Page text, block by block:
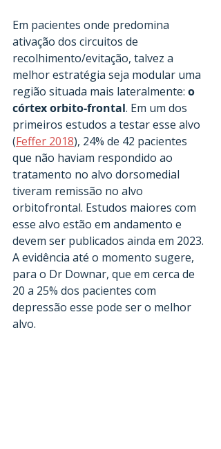
Em pacientes onde predomina
ativação dos circuitos de
recolhimento/evitação, talvez a
melhor estratégia seja modular uma
região situada mais lateralmente: o
córtex orbito-frontal. Em um dos
primeiros estudos a testar esse alvo
(Feffer 2018), 24% de 42 pacientes
que não haviam respondido ao
tratamento no alvo dorsomedial
tiveram remissão no alvo
orbitofrontal. Estudos maiores com
esse alvo estão em andamento e
devem ser publicados ainda em 2023.
A evidência até o momento sugere,
para o Dr Downar, que em cerca de
20 a 25% dos pacientes com
depressão esse pode ser o melhor
alvo.